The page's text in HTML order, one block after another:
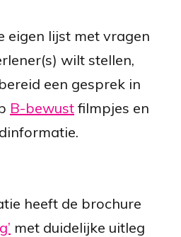
eigen lijst met vragen
wilt stellen,
een gesprek in
B-bewust filmpjes en
heeft de brochure
met duidelijke uitleg